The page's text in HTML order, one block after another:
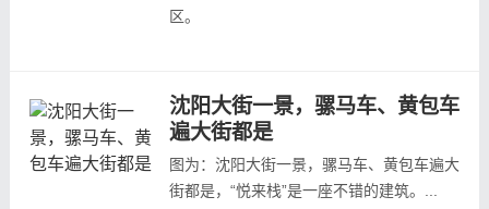
区。
景，清朝初年建都沈阳，此街以四季平安之
意命名，如今为中街。
1回第8张（1924年8月出版），清昭陵，又
称北陵，皇太极的陵寝
2回第4张（1924年9月出版），奉天驿，当
沈阳大街一景，骡马车、黄包车
遍大街都是
图为：沈阳大街一景，骡马车、黄包车遍大
街都是，“悦来栈”是一座不错的建筑。...